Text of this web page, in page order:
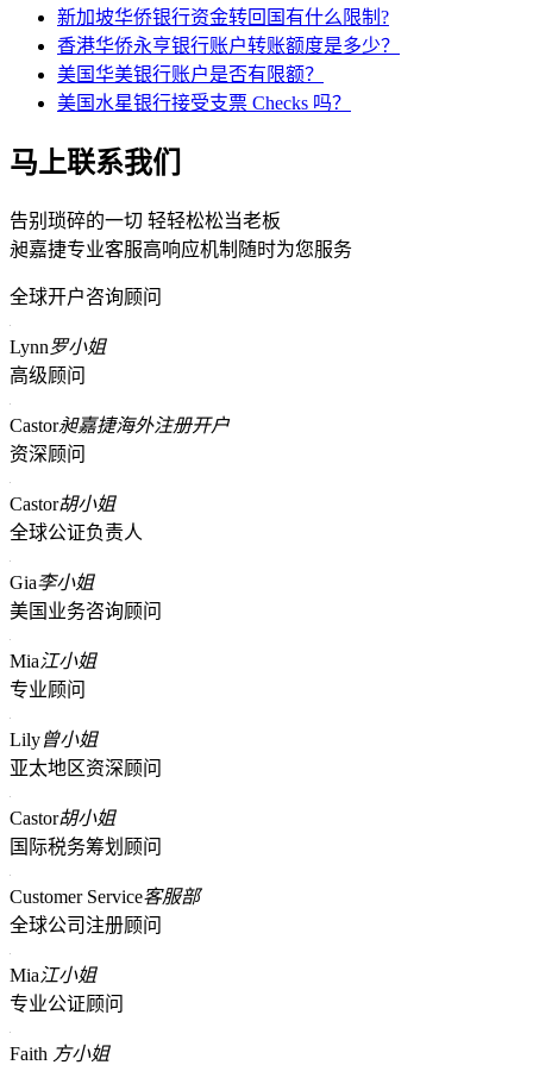
新加坡华侨银行资金转回国有什么限制?
香港华侨永亨银行账户转账额度是多少？
美国华美银行账户是否有限额？
美国水星银行接受支票 Checks 吗？
马上联系我们
告别琐碎的一切 轻轻松松当老板
昶嘉捷专业客服高响应机制随时为您服务
全球开户咨询顾问
Lynn罗小姐
高级顾问
Castor昶嘉捷海外注册开户
资深顾问
Castor胡小姐
全球公证负责人
Gia李小姐
美国业务咨询顾问
Mia江小姐
专业顾问
Lily曾小姐
亚太地区资深顾问
Castor胡小姐
国际税务筹划顾问
Customer Service客服部
全球公司注册顾问
Mia江小姐
专业公证顾问
Faith 方小姐